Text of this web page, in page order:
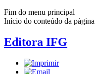
Fim do menu principal
Início do conteúdo da página
Editora IFG